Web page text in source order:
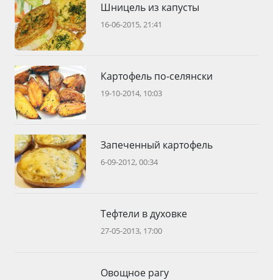
Шницель из капусты
16-06-2015, 21:41
Картофель по-селянски
19-10-2014, 10:03
Запеченный картофель
6-09-2012, 00:34
Тефтели в духовке
27-05-2013, 17:00
Овощное рагу